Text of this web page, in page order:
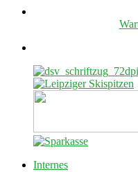
Internes